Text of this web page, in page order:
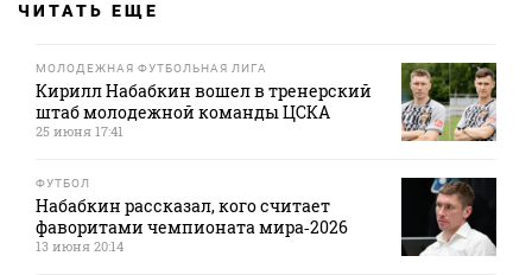
ЧИТАТЬ ЕЩЕ
МОЛОДЕЖНАЯ ФУТБОЛЬНАЯ ЛИГА
Кирилл Набабкин вошел в тренерский
штаб молодежной команды ЦСКА
25 июня 17:41
ФУТБОЛ
Набабкин рассказал, кого считает
фаворитами чемпионата мира‑2026
13 июня 20:14